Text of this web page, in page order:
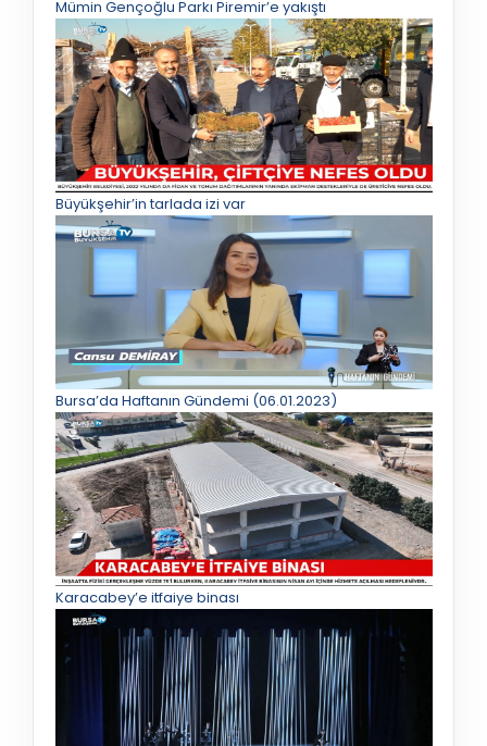
Mümin Gençoğlu Parkı Piremir’e yakıştı
Büyükşehir’in tarlada izi var
Bursa’da Haftanın Gündemi (06.01.2023)
Karacabey’e itfaiye binası